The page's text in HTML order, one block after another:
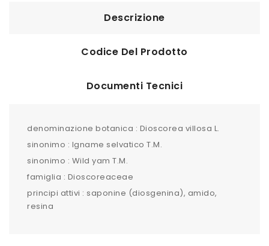
Descrizione
Codice Del Prodotto
Documenti Tecnici
denominazione botanica : Dioscorea villosa L.
sinonimo : Igname selvatico T.M.
sinonimo : Wild yam T.M.
famiglia : Dioscoreaceae
principi attivi : saponine (diosgenina), amido,
resina